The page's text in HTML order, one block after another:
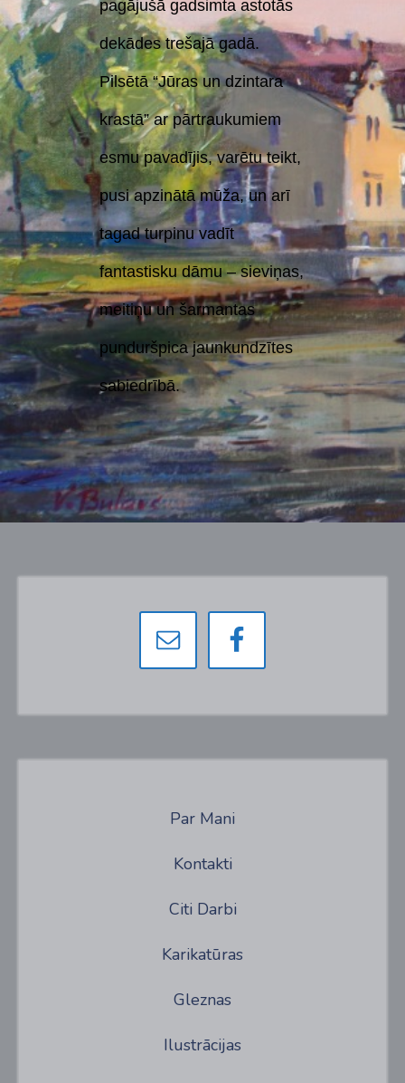
pagājušā gadsimta astotās
dekādes trešajā gadā.
Pilsētā “Jūras un dzintara
krastā” ar pārtraukumiem
esmu pavadījis, varētu teikt,
pusi apzinātā mūža, un arī
tagad turpinu vadīt
fantastisku dāmu – sieviņas,
meitiņu un šarmantas
punduršpica jaunkundzītes
sabiedrībā.
Par Mani
Kontakti
Citi Darbi
Karikatūras
Gleznas
Ilustrācijas